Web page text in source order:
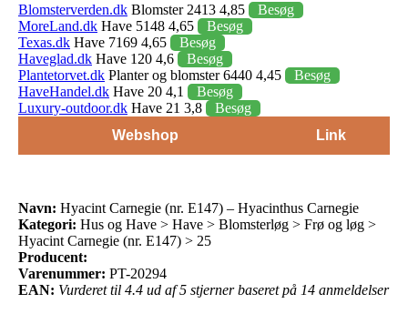
Blomsterverden.dk Blomster 2413 4,85
Besøg
MoreLand.dk Have 5148 4,65
Besøg
Texas.dk Have 7169 4,65
Besøg
Haveglad.dk Have 120 4,6
Besøg
Plantetorvet.dk Planter og blomster 6440 4,45
Besøg
HaveHandel.dk Have 20 4,1
Besøg
Luxury-outdoor.dk Have 21 3,8
Besøg
Webshop
Link
Navn: Hyacint Carnegie (nr. E147) – Hyacinthus Carnegie
Kategori: Hus og Have > Have > Blomsterløg > Frø og løg >
Hyacint Carnegie (nr. E147) > 25
Producent:
Varenummer: PT-20294
EAN: Vurderet til 4.4 ud af 5 stjerner baseret på 14 anmeldelser